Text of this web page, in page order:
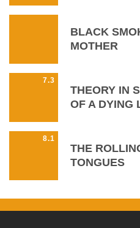
BLACK
MOTHER
7.3
THEORY IN
OF A DYING
8.1
THE
TONGUES